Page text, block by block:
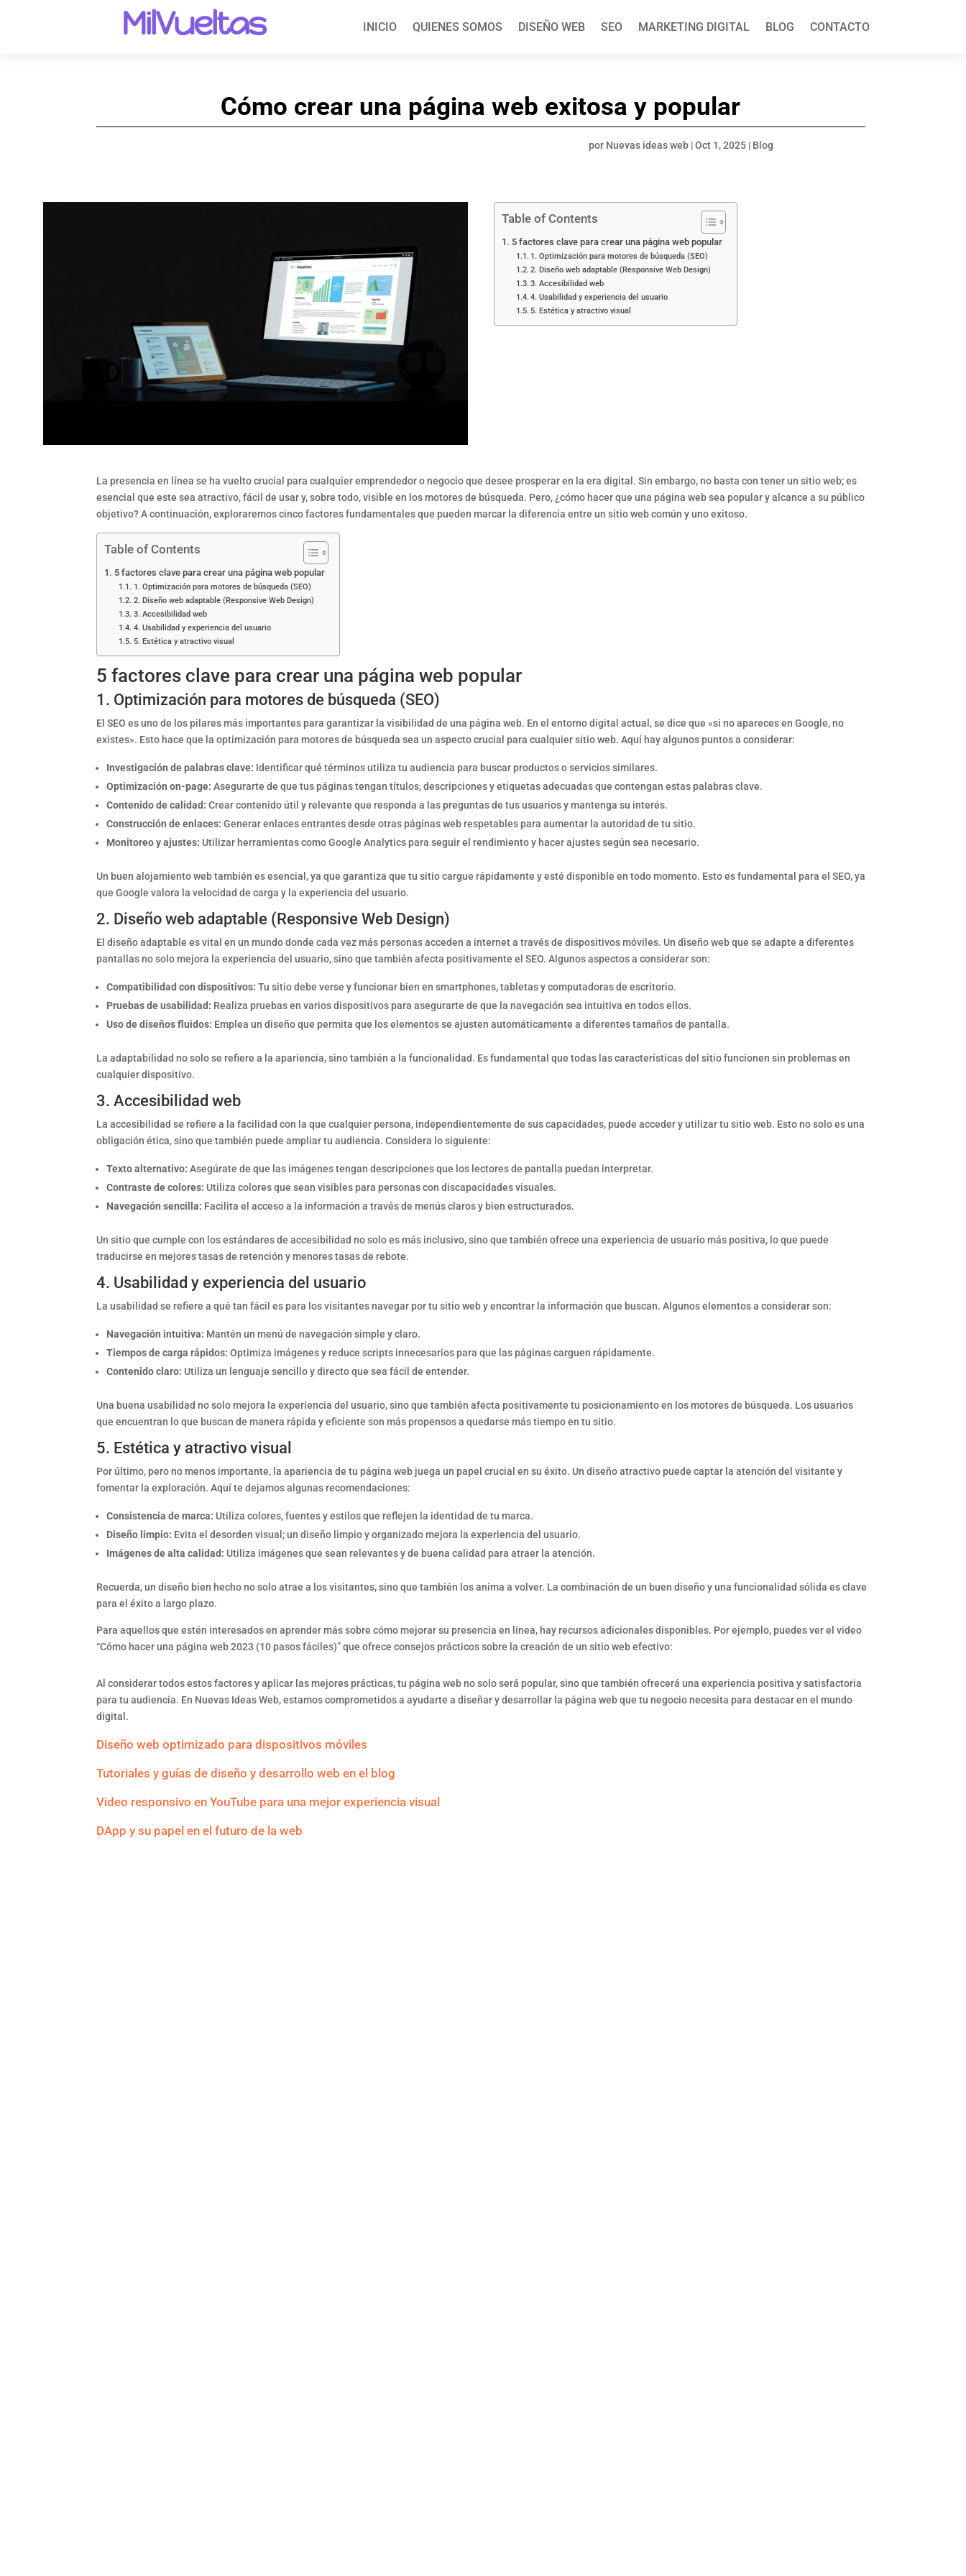
MilVueltas INICIO QUIENES SOMOS DISEÑO WEB SEO MARKETING DIGITAL BLOG CONTACTO
Cómo crear una página web exitosa y popular
por Nuevas ideas web|Oct 1, 2025| Blog
Table of Contents
5 factores clave para crear una página web popular
1. Optimización para motores de búsqueda (SEO)
2. Diseño web adaptable (Responsive Web Design)
3. Accesibilidad web
4. Usabilidad y experiencia del usuario
5. Estética y atractivo visual
La presencia en línea se ha vuelto crucial para cualquier emprendedor o negocio que desee prosperar en la era digital. Sin embargo, no basta con tener un sitio web; es
esencial que este sea atractivo, fácil de usar y, sobre todo, visible en los motores de búsqueda. Pero, ¿cómo hacer que una página web sea popular y alcance a su público
objetivo? A continuación, exploraremos cinco factores fundamentales que pueden marcar la diferencia entre un sitio web común y uno exitoso.
Table of Contents
5 factores clave para crear una página web popular
1. Optimización para motores de búsqueda (SEO)
2. Diseño web adaptable (Responsive Web Design)
3. Accesibilidad web
4. Usabilidad y experiencia del usuario
5. Estética y atractivo visual
5 factores clave para crear una página web popular
1. Optimización para motores de búsqueda (SEO)
El SEO es uno de los pilares más importantes para garantizar la visibilidad de una página web. En el entorno digital actual, se dice que «si no apareces en Google, no
existes». Esto hace que la optimización para motores de búsqueda sea un aspecto crucial para cualquier sitio web. Aquí hay algunos puntos a considerar:
Investigación de palabras clave: Identificar qué términos utiliza tu audiencia para buscar productos o servicios similares.
Optimización on-page: Asegurarte de que tus páginas tengan títulos, descripciones y etiquetas adecuadas que contengan estas palabras clave.
Contenido de calidad: Crear contenido útil y relevante que responda a las preguntas de tus usuarios y mantenga su interés.
Construcción de enlaces: Generar enlaces entrantes desde otras páginas web respetables para aumentar la autoridad de tu sitio.
Monitoreo y ajustes: Utilizar herramientas como Google Analytics para seguir el rendimiento y hacer ajustes según sea necesario.
Un buen alojamiento web también es esencial, ya que garantiza que tu sitio cargue rápidamente y esté disponible en todo momento. Esto es fundamental para el SEO, ya
que Google valora la velocidad de carga y la experiencia del usuario.
2. Diseño web adaptable (Responsive Web Design)
El diseño adaptable es vital en un mundo donde cada vez más personas acceden a internet a través de dispositivos móviles. Un diseño web que se adapte a diferentes
pantallas no solo mejora la experiencia del usuario, sino que también afecta positivamente el SEO. Algunos aspectos a considerar son:
Compatibilidad con dispositivos: Tu sitio debe verse y funcionar bien en smartphones, tabletas y computadoras de escritorio.
Pruebas de usabilidad: Realiza pruebas en varios dispositivos para asegurarte de que la navegación sea intuitiva en todos ellos.
Uso de diseños fluidos: Emplea un diseño que permita que los elementos se ajusten automáticamente a diferentes tamaños de pantalla.
La adaptabilidad no solo se refiere a la apariencia, sino también a la funcionalidad. Es fundamental que todas las características del sitio funcionen sin problemas en
cualquier dispositivo.
3. Accesibilidad web
La accesibilidad se refiere a la facilidad con la que cualquier persona, independientemente de sus capacidades, puede acceder y utilizar tu sitio web. Esto no solo es una
obligación ética, sino que también puede ampliar tu audiencia. Considera lo siguiente:
Texto alternativo: Asegúrate de que las imágenes tengan descripciones que los lectores de pantalla puedan interpretar.
Contraste de colores: Utiliza colores que sean visibles para personas con discapacidades visuales.
Navegación sencilla: Facilita el acceso a la información a través de menús claros y bien estructurados.
Un sitio que cumple con los estándares de accesibilidad no solo es más inclusivo, sino que también ofrece una experiencia de usuario más positiva, lo que puede
traducirse en mejores tasas de retención y menores tasas de rebote.
4. Usabilidad y experiencia del usuario
La usabilidad se refiere a qué tan fácil es para los visitantes navegar por tu sitio web y encontrar la información que buscan. Algunos elementos a considerar son:
Navegación intuitiva: Mantén un menú de navegación simple y claro.
Tiempos de carga rápidos: Optimiza imágenes y reduce scripts innecesarios para que las páginas carguen rápidamente.
Contenido claro: Utiliza un lenguaje sencillo y directo que sea fácil de entender.
Una buena usabilidad no solo mejora la experiencia del usuario, sino que también afecta positivamente tu posicionamiento en los motores de búsqueda. Los usuarios
que encuentran lo que buscan de manera rápida y eficiente son más propensos a quedarse más tiempo en tu sitio.
5. Estética y atractivo visual
Por último, pero no menos importante, la apariencia de tu página web juega un papel crucial en su éxito. Un diseño atractivo puede captar la atención del visitante y
fomentar la exploración. Aquí te dejamos algunas recomendaciones:
Consistencia de marca: Utiliza colores, fuentes y estilos que reflejen la identidad de tu marca.
Diseño limpio: Evita el desorden visual; un diseño limpio y organizado mejora la experiencia del usuario.
Imágenes de alta calidad: Utiliza imágenes que sean relevantes y de buena calidad para atraer la atención.
Recuerda, un diseño bien hecho no solo atrae a los visitantes, sino que también los anima a volver. La combinación de un buen diseño y una funcionalidad sólida es clave
para el éxito a largo plazo.
Para aquellos que estén interesados en aprender más sobre cómo mejorar su presencia en línea, hay recursos adicionales disponibles. Por ejemplo, puedes ver el video
“Cómo hacer una página web 2023 (10 pasos fáciles)” que ofrece consejos prácticos sobre la creación de un sitio web efectivo:
Al considerar todos estos factores y aplicar las mejores prácticas, tu página web no solo será popular, sino que también ofrecerá una experiencia positiva y satisfactoria
para tu audiencia. En Nuevas Ideas Web, estamos comprometidos a ayudarte a diseñar y desarrollar la página web que tu negocio necesita para destacar en el mundo
digital.
Diseño web optimizado para dispositivos móviles
Tutoriales y guías de diseño y desarrollo web en el blog
Video responsivo en YouTube para una mejor experiencia visual
DApp y su papel en el futuro de la web